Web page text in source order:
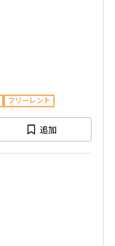
フリーレント
追加